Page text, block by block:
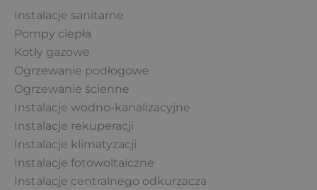
k
Instalacje sanitarne
Pompy ciepła
Kotły gazowe
Ogrzewanie podłogowe
Ogrzewanie ścienne
Instalacje wodno-kanalizacyjne
Instalacje rekuperacji
Instalacje klimatyzacji
Instalacje fotowoltaiczne
Instalacje centralnego odkurzacza